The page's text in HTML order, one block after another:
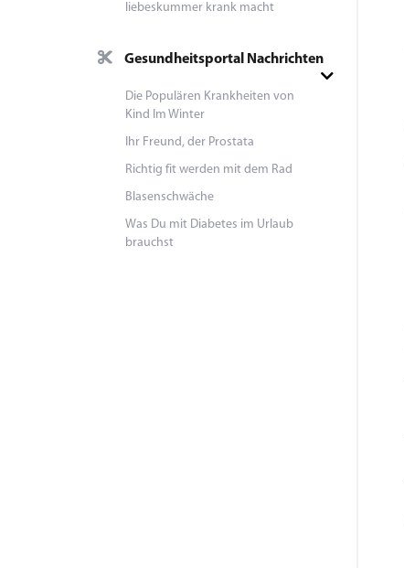
liebeskummer krank macht
Gesundheitsportal Nachrichten
Die Populären Krankheiten von
Kind Im Winter
Ihr Freund, der Prostata
Richtig fit werden mit dem Rad
Blasenschwäche
Was Du mit Diabetes im Urlaub
brauchst